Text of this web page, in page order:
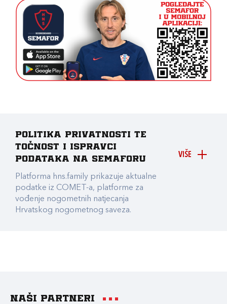
VIŠE
Politika privatnosti te
točnost i ispravci
podataka na Semaforu
Platforma hns.family prikazuje aktualne
podatke iz COMET-a, platforme za
vođenje nogometnih natjecanja
Hrvatskog nogometnog saveza.
Naši partneri